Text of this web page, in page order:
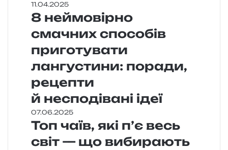
11.04.2025
8 неймовірно
смачних способів
приготувати
лангустини: поради,
рецепти
й несподівані ідеї
07.06.2025
Топ чаїв, які п’є весь
світ — що вибирають